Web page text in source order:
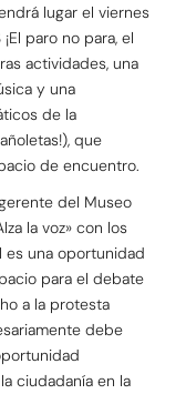
lugar el viernes
paro no para, el
actividades, una
y una
de la
que
de encuentro.
del Museo
la voz» con los
una oportunidad
para el debate
a la protesta
debe
ciudadanía en la